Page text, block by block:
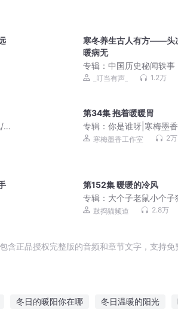
寒冬养生古人有方——头
暖病无
专辑：中国历史秘闻轶事
_叮当有声_ 1.2万
第34集 抱着暖暖胃
专辑：你是谁呀|寒梅墨
米汤儿|先婚后爱爱情喜剧
寒梅墨香工作室 2万
第152集 暖暖的冷风
专辑： 大个子老鼠小个子
鼓捣猫频道 2.8万
正品授权完整版的音频和章节文字，支持免
冬日的暖阳你在哪 冬日温暖的阳光